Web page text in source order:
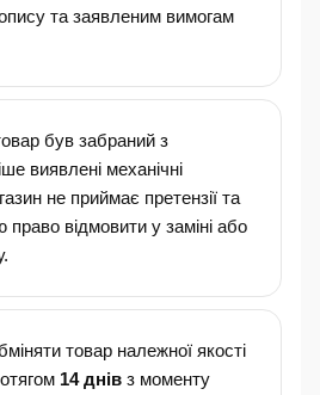
та заявленим вимогам
був забраний з
виявлені механічні
не приймає претензії та
відмовити у заміні або
товар належної якості
14 днів з моменту